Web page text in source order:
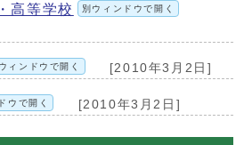
高等学校 別ウィンドウで開く
ィンドウで開く [2010年3月2日]
ウで開く [2010年3月2日]